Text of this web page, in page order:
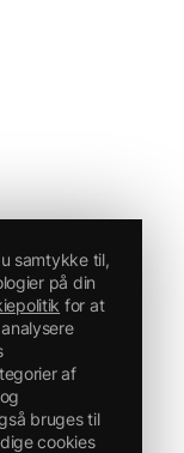
samtykke til,
på din
for at
af
bruges til
cookies